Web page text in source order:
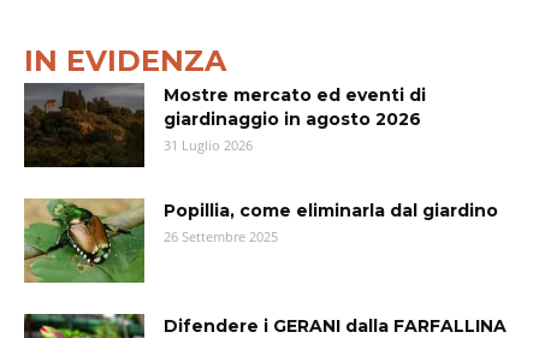
IN EVIDENZA
Mostre mercato ed eventi di
giardinaggio in agosto 2026
31 Luglio 2026
Popillia, come eliminarla dal giardino
26 Settembre 2025
Difendere i GERANI dalla FARFALLINA